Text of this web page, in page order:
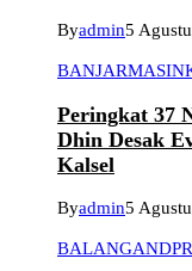
Byadmin5
BANJARMASIN
Peringkat 37
Dhin Desak
Kalsel
Byadmin5
BALANGAN